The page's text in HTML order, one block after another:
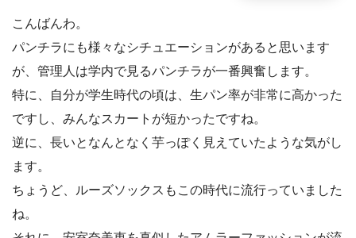
こんばんわ。
パンチラにも様々なシチュエーションがあると思います
が、管理人は学内で見るパンチラが一番興奮します。
特に、自分が学生時代の頃は、生パン率が非常に高かった
ですし、みんなスカートが短かったですね。
逆に、長いとなんとなく芋っぽく見えていたような気がし
ます。
ちょうど、ルーズソックスもこの時代に流行っていました
ね。